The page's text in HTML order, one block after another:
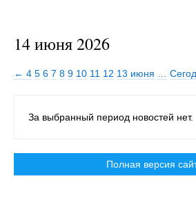
14 июня 2026
← 4 5 6 7 8 9 10 11 12 13 июня
За выбранный период новостей нет.
Полная версия